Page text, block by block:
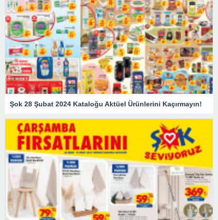
Şok 28 Şubat 2024 Kataloğu Aktüel Ürünlerini Kaçırmayın!